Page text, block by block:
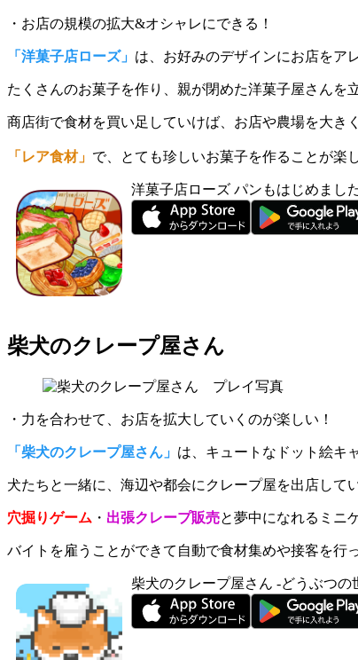
・お店の規模の拡大&オシャレにできる！
「洋菓子店ローズ」 は、お好みのデザインにお店をア
たくさんのお菓子を作り、 親が閉めた洋菓子屋さんを
商店街で食材を買い足していけば、お店や農場を大き
「レア食材」 で、とても珍しいお菓子を作ることが楽
洋菓子店ローズ パンもはじめまし
柴犬のクレープ屋さん
・力を合わせて、お店を拡大していくのが楽しい！
「柴犬のクレープ屋さん」 は、キュートなドット絵キ
犬たちと一緒に、 海辺や都会にクレープ屋を出店して
穴掘りゲーム ・ 出張クレープ販売と夢中になれるミニ
バイトを雇うことができて自動で食材集めや接客を行
柴犬のクレープ屋さん -どうぶつの